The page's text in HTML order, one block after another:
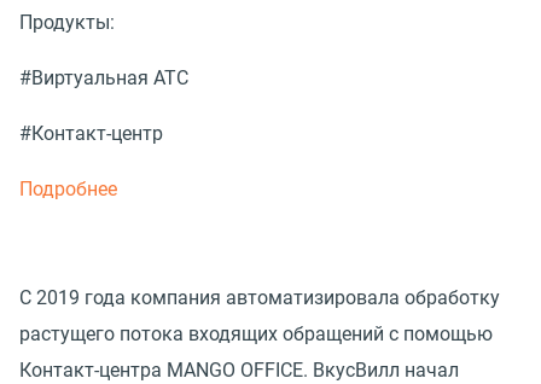
Продукты:
#Виртуальная АТС
#Контакт-центр
Подробнее
С 2019 года компания автоматизировала обработку
растущего потока входящих обращений с помощью
Контакт-центра MANGO OFFICE. ВкусВилл начал